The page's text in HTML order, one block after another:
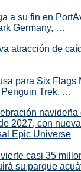
a su fin en
Germany, …
atracción de
para Six Flags
Trek, …
navideña
2027, con
Epic Universe
casi 35
su parque